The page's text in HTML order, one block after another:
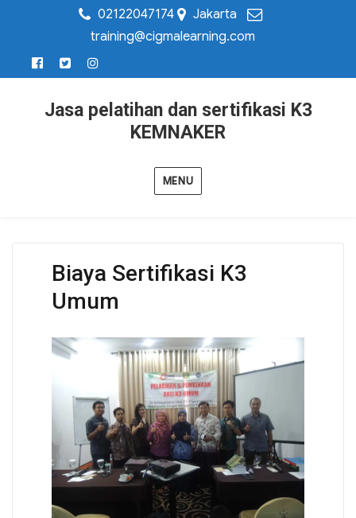
02122047174
Jakarta
training@cigmalearning.com
Jasa pelatihan dan sertifikasi K3
KEMNAKER
MENU
Biaya Sertifikasi K3
Umum